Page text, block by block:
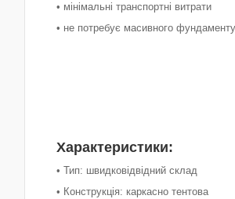
• мінімальні транспортні витрати
• не потребує масивного фундаменту
Характеристики:
• Тип: швидковідвідний склад
• Конструкція: каркасно тентова